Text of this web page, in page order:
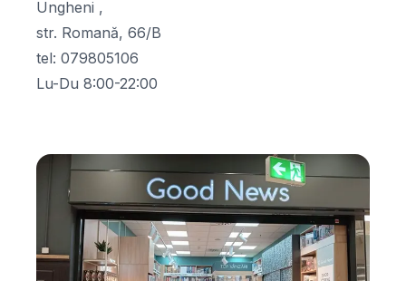
Ungheni ,
str. Romană, 66/B
tel: 079805106
Lu-Du 8:00-22:00